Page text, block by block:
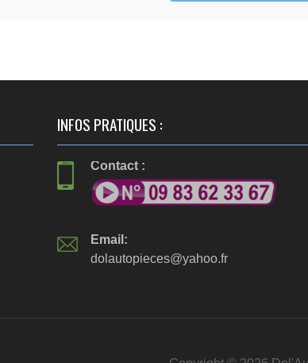
INFOS PRATIQUES :
Contact :
Email:
dolautopieces@yahoo.fr